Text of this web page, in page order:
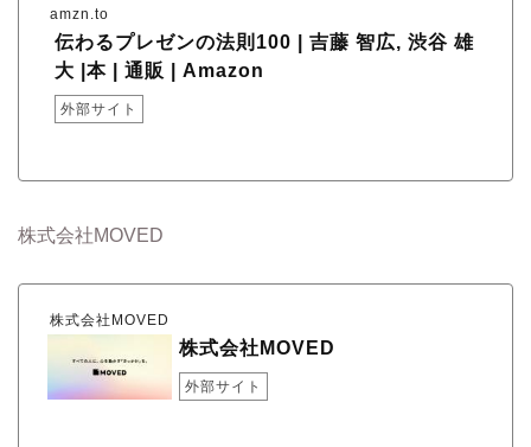
amzn.to
伝わるプレゼンの法則100 | 吉藤 智広, 渋谷 雄
大 |本 | 通販 | Amazon
外部サイト
株式会社MOVED
株式会社MOVED
株式会社MOVED
外部サイト